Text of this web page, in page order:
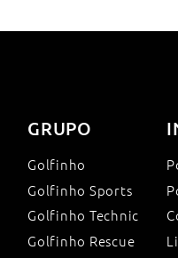
GRUPO
Golfinho
Golfinho Sports
Golfinho Technic
Golfinho Rescue